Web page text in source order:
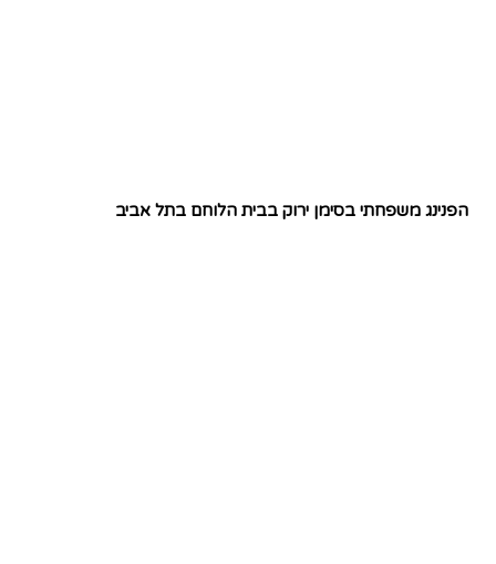
הפנינג משפחתי בסימן ירוק בבית הלוחם בתל אביב